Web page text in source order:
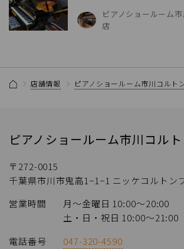
ピアノショールーム
店
店舗情報 ピアノショールーム市川コルト
ピアノショールーム市川コル
〒272-0015
千葉県市川市鬼高1−1−1 ニッケコルトン
営業時間
月〜金曜日 10:00〜20:00
土・日・祝日 10:00〜21:00
電話番号
047-320-4590